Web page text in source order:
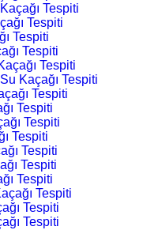
Tespiti
Tespiti
Tespiti
Tespiti
Tespiti
Kaçağı Tespiti
Tespiti
Tespiti
Tespiti
Tespiti
Tespiti
Tespiti
Tespiti
Tespiti
Tespiti
Tespiti